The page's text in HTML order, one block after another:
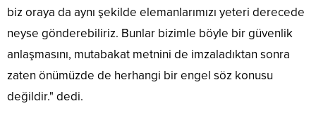
biz oraya da aynı şekilde elemanlarımızı yeteri derecede
neyse gönderebiliriz. Bunlar bizimle böyle bir güvenlik
anlaşmasını, mutabakat metnini de imzaladıktan sonra
zaten önümüzde de herhangi bir engel söz konusu
değildir." dedi.